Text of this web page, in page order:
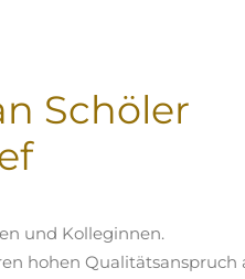
Schöler
und Kolleginnen.
hohen Qualitätsanspruch